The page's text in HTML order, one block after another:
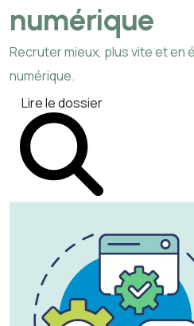
numérique
Recruter mieux, plus vite et en
numérique.
Lire le dossier